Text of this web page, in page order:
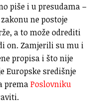
piše i u presudama –
ne postoje
a to može odrediti
on. Zamjerili su mu i
propisa i što nije
Europske središnje
premaPoslovniku